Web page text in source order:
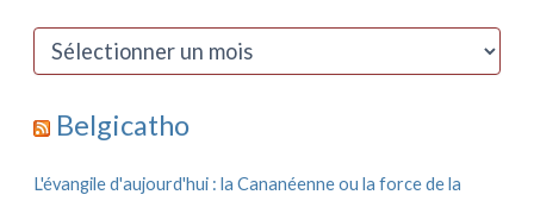
cA
i
e
Belgicatho
L'évangile d'aujourd'hui : la Cananéenne ou la force de la